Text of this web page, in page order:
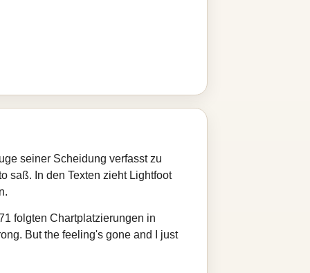
seiner Scheidung verfasst zu
saß. In den Texten zieht Lightfoot
folgten Chartplatzierungen in
But the feeling's gone and I just